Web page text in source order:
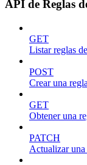
API de Reglas
GET
Listar reglas
POST
Crear una
GET
Obtener una
PATCH
Actualizar